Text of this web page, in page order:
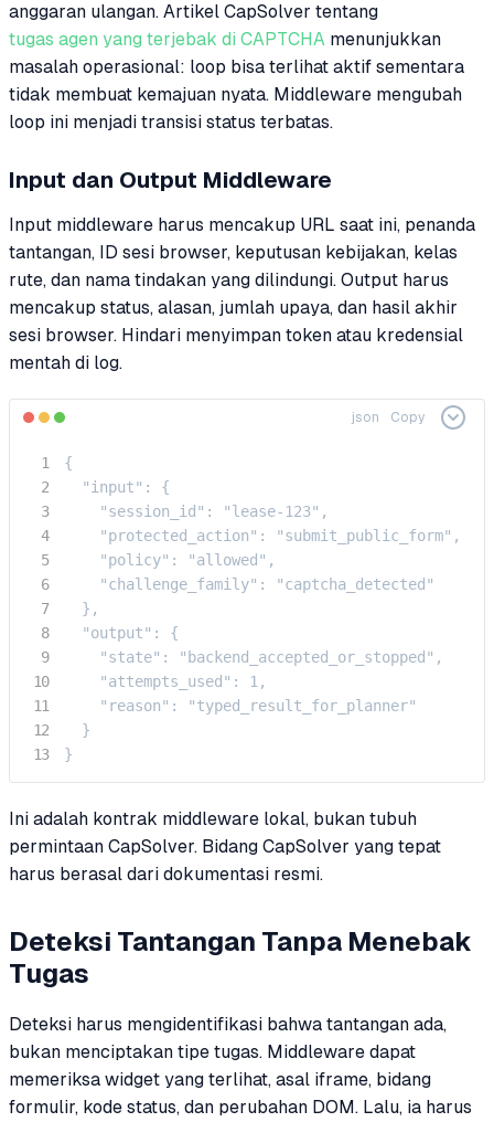
anggaran ulangan. Artikel CapSolver tentang
tugas agen yang terjebak di CAPTCHA menunjukkan
masalah operasional: loop bisa terlihat aktif sementara
tidak membuat kemajuan nyata. Middleware mengubah
loop ini menjadi transisi status terbatas.
Input dan Output Middleware
Input middleware harus mencakup URL saat ini, penanda
tantangan, ID sesi browser, keputusan kebijakan, kelas
rute, dan nama tindakan yang dilindungi. Output harus
mencakup status, alasan, jumlah upaya, dan hasil akhir
sesi browser. Hindari menyimpan token atau kredensial
mentah di log.
json Copy
{
  "input": {
    "session_id": "lease-123",
    "protected_action": "submit_public_form",
    "policy": "allowed",
    "challenge_family": "captcha_detected"
  },
  "output": {
    "state": "backend_accepted_or_stopped",
    "attempts_used": 1,
    "reason": "typed_result_for_planner"
  }
}
Ini adalah kontrak middleware lokal, bukan tubuh
permintaan CapSolver. Bidang CapSolver yang tepat
harus berasal dari dokumentasi resmi.
Deteksi Tantangan Tanpa Menebak
Tugas
Deteksi harus mengidentifikasi bahwa tantangan ada,
bukan menciptakan tipe tugas. Middleware dapat
memeriksa widget yang terlihat, asal iframe, bidang
formulir, kode status, dan perubahan DOM. Lalu, ia harus